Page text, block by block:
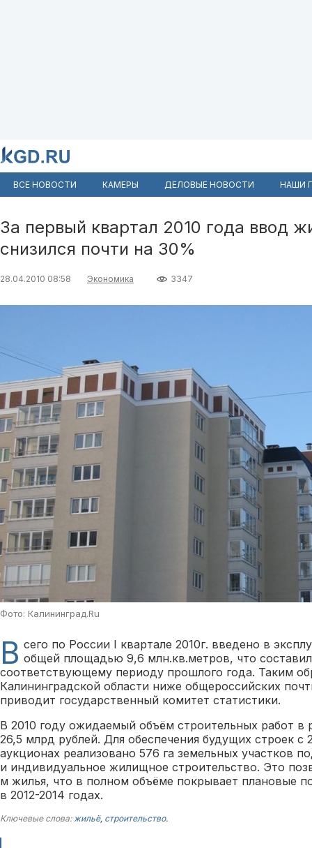
ВСЕ НОВОСТИ КАМЕРЫ ДЕЛОВЫЕ НОВОСТИ НАШИ
За первый квартал 2010 года ввод
снизился почти на 30%
28.04.2010 08:58 Экономика 3347
Фото: Калининград.Ru
В сего по России I квартале 2010г. введено в
общей площадью 9,6 млн.кв.метров, что
соответствующему периоду прошлого года. Таким
Калининградской области ниже общероссийских
приводит государственный комитет статистики.
В 2010 году ожидаемый объём строительных работ в
26,5 млрд рублей. Для обеспечения будущих строек с
аукционах реализовано 576 га земельных участков
и индивидуальное жилищное строительство. Это
м жилья, что в полном объёме покрывает плановые
в 2012-2014 годах.
Ключевые слова:жильё, строительство.